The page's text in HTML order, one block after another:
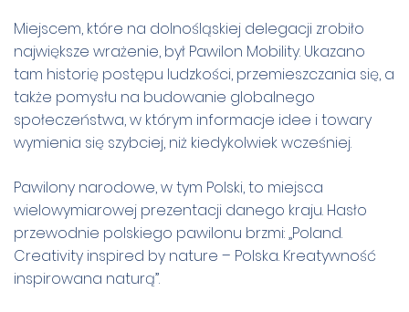
Miejscem, które na dolnośląskiej delegacji zrobiło
największe wrażenie, był Pawilon Mobility. Ukazano
tam historię postępu ludzkości, przemieszczania się, a
także pomysłu na budowanie globalnego
społeczeństwa, w którym informacje idee i towary
wymienia się szybciej, niż kiedykolwiek wcześniej.
Pawilony narodowe, w tym Polski, to miejsca
wielowymiarowej prezentacji danego kraju. Hasło
przewodnie polskiego pawilonu brzmi: „Poland.
Creativity inspired by nature – Polska. Kreatywność
inspirowana naturą”.